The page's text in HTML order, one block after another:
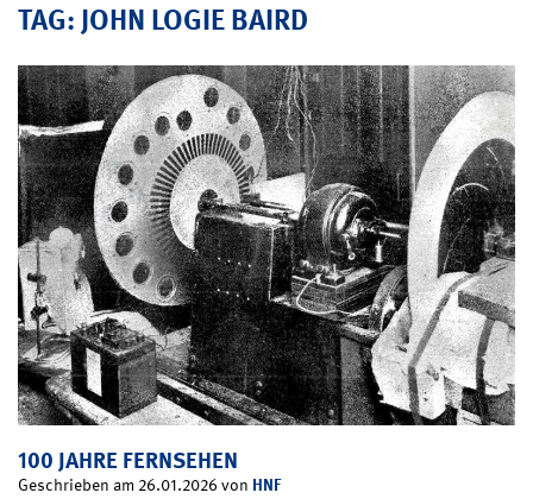
TAG: JOHN LOGIE BAIRD
100 JAHRE FERNSEHEN
Geschrieben am 26.01.2026 von HNF